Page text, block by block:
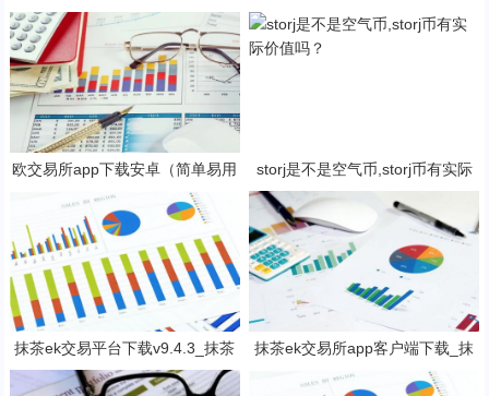
抹茶ek平台V6.1.0
欧交易所app下载安卓（简单易用
的数字货币交易app）
storj是不是空气币,storj币有实际
价值吗？
抹茶ek交易平台下载v9.4.3_抹茶
交易软件免费下载
抹茶ek交易所app客户端下载_抹
茶ek钱包v8.15.2下载